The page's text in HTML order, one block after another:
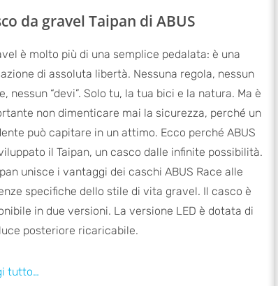
da gravel Taipan di ABUS
è molto più di una semplice pedalata: è una
di assoluta libertà. Nessuna regola, nessun
nessun “devi”. Solo tu, la tua bici e la natura. Ma è
non dimenticare mai la sicurezza, perché un
può capitare in un attimo. Ecco perché ABUS
il Taipan, un casco dalle infinite possibilità.
unisce i vantaggi dei caschi ABUS Race alle
specifiche dello stile di vita gravel. Il casco è
in due versioni. La versione LED è dotata di
posteriore ricaricabile.